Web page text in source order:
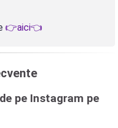
👉aici👈
pe Instagram pe